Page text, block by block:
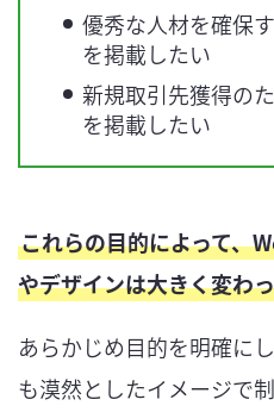
優秀な人材を確保
を掲載したい
新規取引先獲得の
を掲載したい
これらの目的によって、
やデザインは大きく変わ
あらかじめ目的を明確に
も漠然としたイメージで